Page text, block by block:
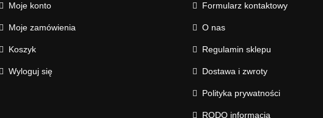
Moje konto
Moje zamówienia
Koszyk
Wyloguj się
Formularz kontaktowy
O nas
Regulamin sklepu
Dostawa i zwroty
Polityka prywatności
RODO informacja